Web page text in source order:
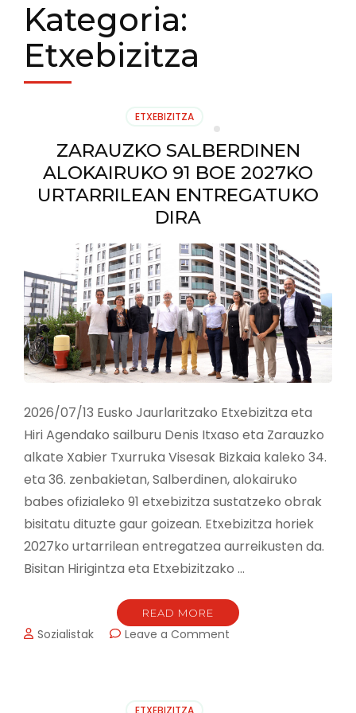
Kategoria:
Etxebizitza
ETXEBIZITZA
ZARAUZKO SALBERDINEN
ALOKAIRUKO 91 BOE 2027KO
URTARRILEAN ENTREGATUKO
DIRA
2026/07/13 Eusko Jaurlaritzako Etxebizitza eta
Hiri Agendako sailburu Denis Itxaso eta Zarauzko
alkate Xabier Txurruka Visesak Bizkaia kaleko 34.
eta 36. zenbakietan, Salberdinen, alokairuko
babes ofizialeko 91 etxebizitza sustatzeko obrak
bisitatu dituzte gaur goizean. Etxebizitza horiek
2027ko urtarrilean entregatzea aurreikusten da.
Bisitan Hirigintza eta Etxebizitzako …
READ MORE
Sozialistak Leave a Comment
ETXEBIZITZA